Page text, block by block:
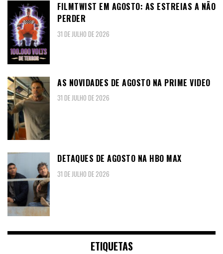
FILMTWIST EM AGOSTO: AS ESTREIAS A NÃO
PERDER
31 DE JULHO DE 2026
AS NOVIDADES DE AGOSTO NA PRIME VIDEO
31 DE JULHO DE 2026
DETAQUES DE AGOSTO NA HBO MAX
31 DE JULHO DE 2026
ETIQUETAS